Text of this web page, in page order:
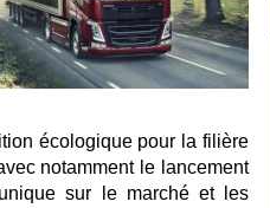
écologique pour la filière
notamment le lancement
sur le marché et les